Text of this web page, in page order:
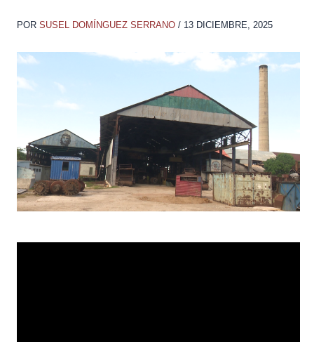
POR SUSEL DOMÍNGUEZ SERRANO / 13 DICIEMBRE, 2025